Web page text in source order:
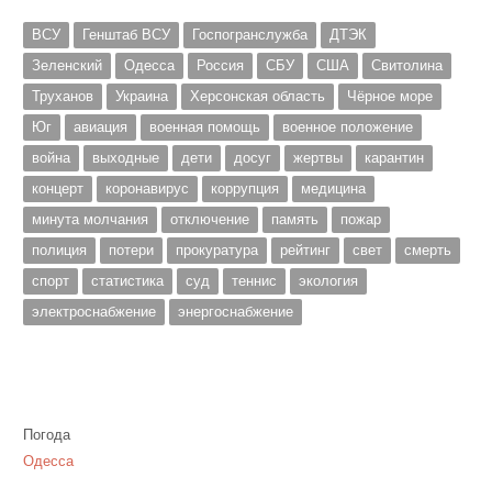
ВСУ Генштаб ВСУ Госпогранслужба
ДТЭК
Зеленский
Одесса Россия СБУ США
Свитолина
Труханов
Украина Херсонская область
Чёрное море
Юг
авиация военная помощь
военное положение
война
выходные дети досуг жертвы
карантин
концерт
коронавирус коррупция
медицина
минута молчания
отключение память
пожар
полиция
потери прокуратура рейтинг свет
смерть
спорт
статистика суд теннис
экология
электроснабжение
энергоснабжение
Погода
Одесса